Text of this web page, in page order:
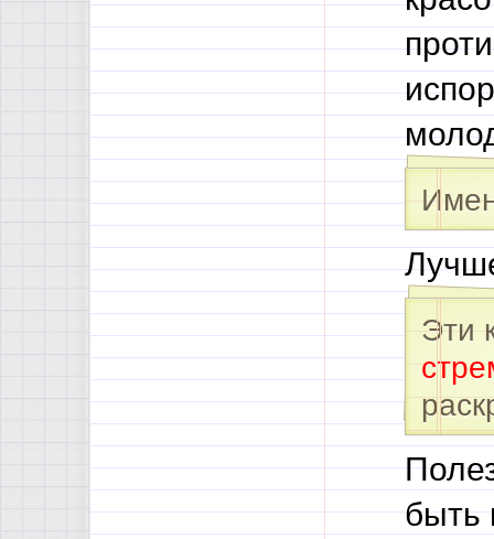
Эти
быть